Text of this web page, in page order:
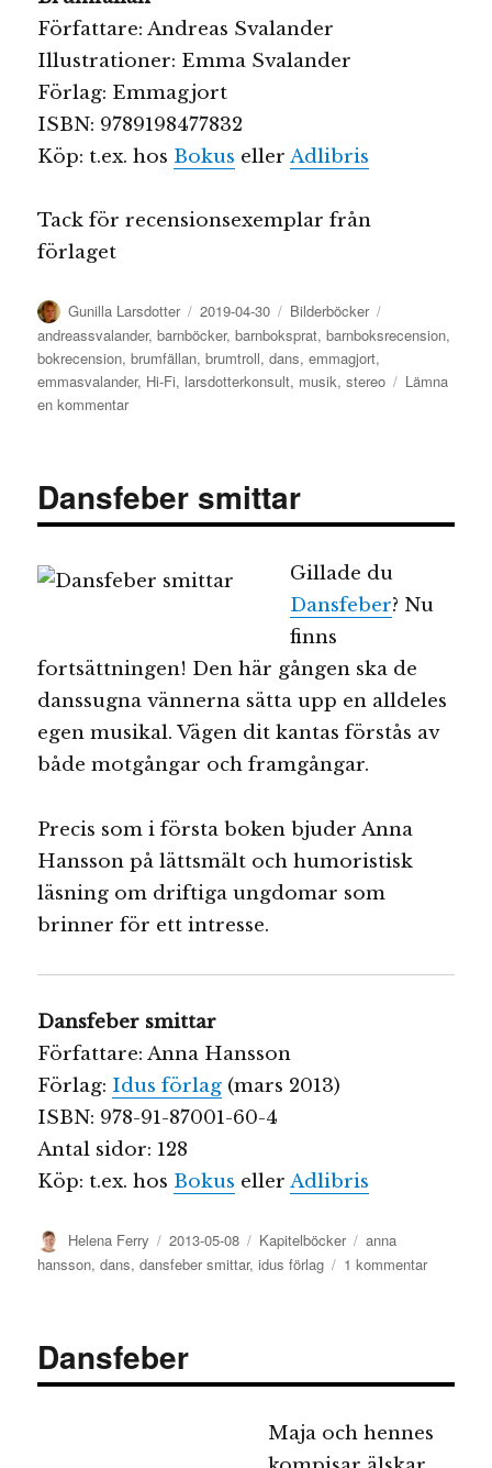
Författare: Andreas Svalander
Illustrationer: Emma Svalander
Förlag: Emmagjort
ISBN: 9789198477832
Köp: t.ex. hos Bokus ellerAdlibris
Tack för recensionsexemplar från
förlaget
Författare
Gunilla Larsdotter
Publicerat
den
2019-04-30 Kategorier
Bilderböcker
andreassvalander,barnböcker,barnboksprat,barnboksrecension,
bokrecension,brumfällan,brumtroll,dans,emmagjort,
emmasvalander, Hi-Fi, larsdotterkonsult, musik,stereo
Lämna
en kommentartill
Dansfeber smittar
Gillade du
Dansfeber? Nu
finns
fortsättningen! Den här gången ska de
danssugna vännerna sätta upp en alldeles
egen musikal. Vägen dit kantas förstås av
både motgångar och framgångar.
Precis som i första boken bjuder Anna
Hansson på lättsmält och humoristisk
läsning om driftiga ungdomar som
brinner för ett intresse.
Dansfeber smittar
Författare: Anna Hansson
Förlag: Idus förlag (mars 2013)
ISBN: 978-91-87001-60-4
Antal sidor: 128
Köp: t.ex. hos Bokus ellerAdlibris
Författare
Helena Ferry
Publicerat
den
2013-05-08 Kategorier
Kapitelböcker Etiketter
anna
hansson,dans,dansfeber smittar,idus förlag 1 kommentartill
Dansfeber
Maja och hennes